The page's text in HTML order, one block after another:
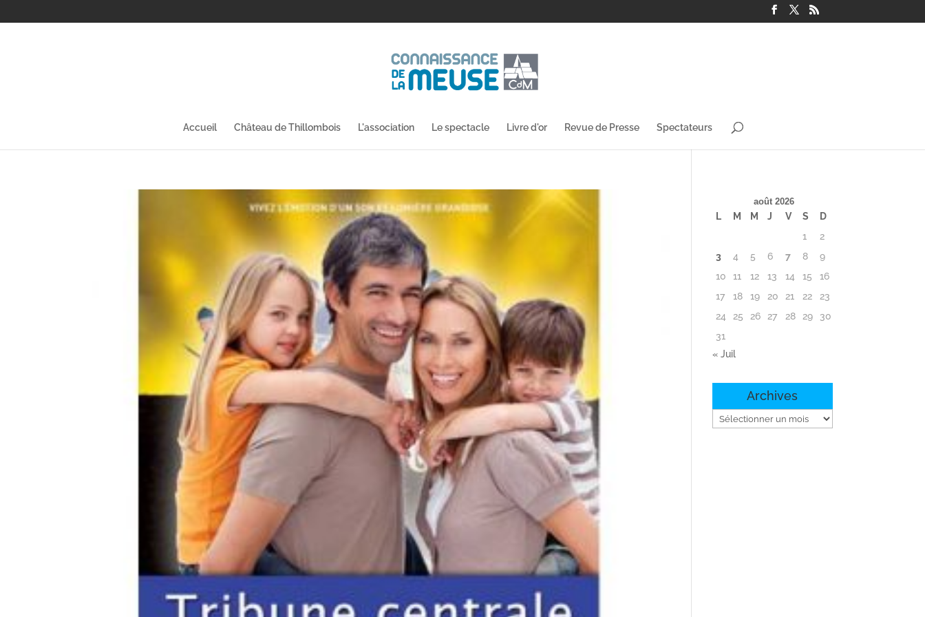
Accueil Château de Thillombois L'association Le spectacle Livre d'or Revue de Presse Spectateurs
août 2026
L M M J V S
D
1
2
3
4 5 6 7 8
9
10
11 12 13 14 15
16
17
18 19 20 21 22
23
24
25 26 27 28 29
30
31
« Juil
Archives
Archives